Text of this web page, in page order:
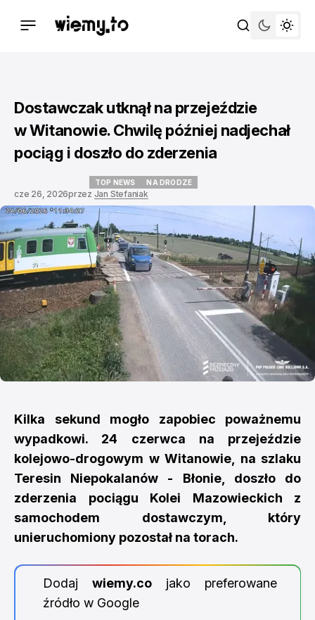
Dostawczak utknął na przejeździe
w Witanowie. Chwilę później nadjechał
pociąg i doszło do zderzenia
TOP NEWS NA DRODZE
cze 26, 2026przez Jan Stefaniak
Kilka sekund mogło zapobiec poważnemu
wypadkowi. 24 czerwca na przejeździe
kolejowo-drogowym w Witanowie, na szlaku
Teresin Niepokalanów - Błonie, doszło do
zderzenia pociągu Kolei Mazowieckich z
samochodem dostawczym, który
unieruchomiony pozostał na torach.
Dodaj wiemy.cojako preferowane
źródło w Google